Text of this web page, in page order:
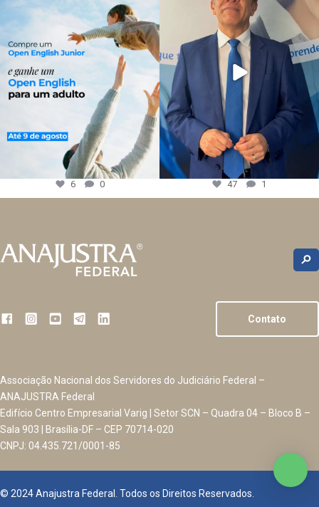
6 0 47 1
Contato
Associação Nacional dos Servidores do Judiciário Federal –
ANAJUSTRA Federal
Edifício Centro Empresarial Varig | Setor SCN – Quadra 04 – Bloco B –
Sala 903 | Brasília-DF – CEP 70714-020
CNPJ: 04.435.721/0001-85
© 2024 Anajustra Federal. Todos os Direitos Reservados.